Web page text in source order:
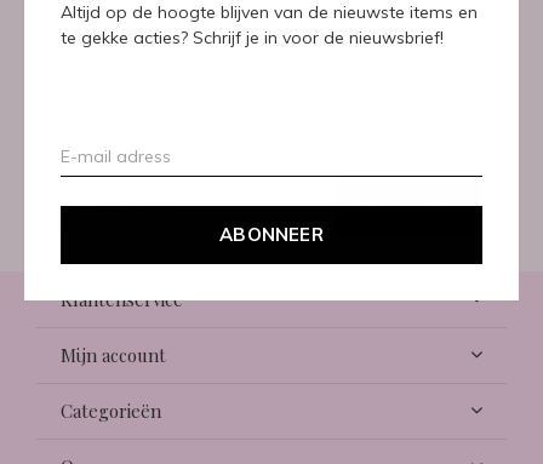
Altijd op de hoogte blijven van de nieuwste items en
te gekke acties? Schrijf je in voor de nieuwsbrief!
ABONNEER
Meld je aan voor onze
ABONNEER
Klantenservice
Mijn account
Categorieën